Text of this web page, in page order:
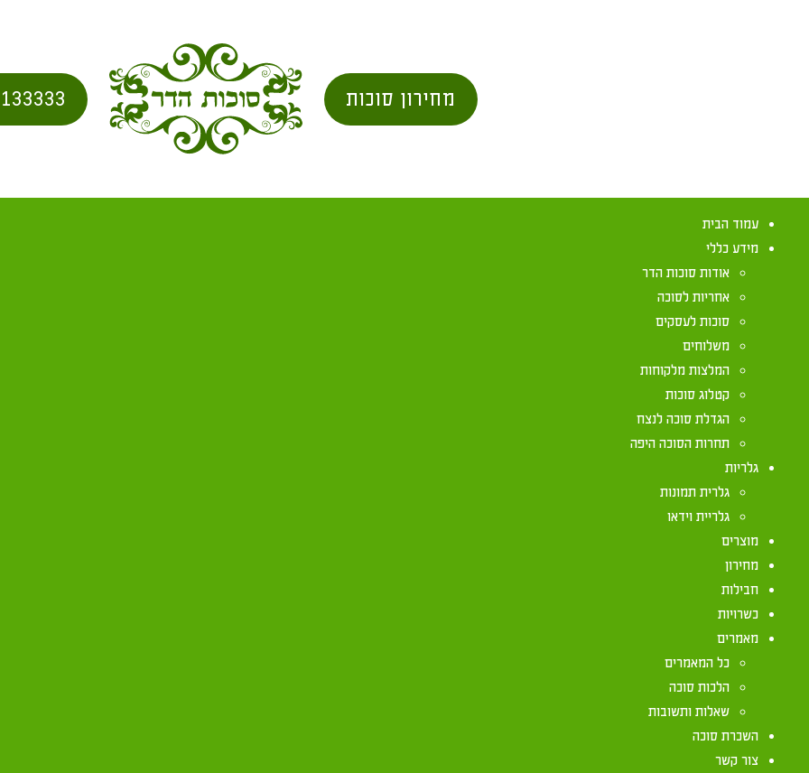
מחירון סוכות
עמוד הבית
מידע כללי
אודות סוכות הדר
אחריות לסוכה
סוכות לעסקים
משלוחים
המלצות מלקוחות
קטלוג סוכות
הגדלת סוכה לנצח
תחרות הסוכה היפה
גלריות
גלרית תמונות
גלריית וידאו
מוצרים
מחירון
חבילות
כשרויות
מאמרים
כל המאמרים
הלכות סוכה
שאלות ותשובות
השכרת סוכה
צור קשר
מה הטעם של ישיבה בסוכה
כתב בספר 'פניני הלכה': "בטעם המצווה לשבת בסוכה שבעה ימים, נאמר (ויקרא כג, מג): "לְמַעַן יֵדְעוּ דֹרֹתֵיכֶם כִּי בַסֻּכּוֹת
ולרבי עקיבא הכוונה לסוכות ממש שעשו ישראל בעת צאתם ממצרים (סוכה יא, ב). וזהו שנאמר (שמות יג, יז, כ-כב): "וַיְהִי
בְּשַׁלַּח פַּרְעֹה אֶת הָעָם… וַיִּסְעוּ מִסֻּכֹּת [הרי שעשו סוכות], וַיַּחֲנוּ בְאֵתָם בִּקְצֵה הַמִּדְבָּר. וַה' הֹלֵךְ לִפְנֵיהֶם יוֹמָם בְּעַמּוּד עָנָן לַנְחֹתָם
בתים ובלא נחלה. ומתוך כך נודה לה' שהביאנו אל ארץ טובה ורחבה, לבנות בה בתים ולנטוע בה עצים. ובזכות זיכרון דלותנו
בסוכה, ברכת הארץ הטובה לא תגרום לנו להתגאות ולשכוח את ה', אלא נזכור שהכל בידיו והוא שנתן לנו את הכוח לכבוש
את הארץ וליישב אותה, לאכול מפריה ולשבוע מטובה (רשב"ם ויקרא כג, מג). ועוד יש בזיכרון זה שבח מעלתם של ישראל,